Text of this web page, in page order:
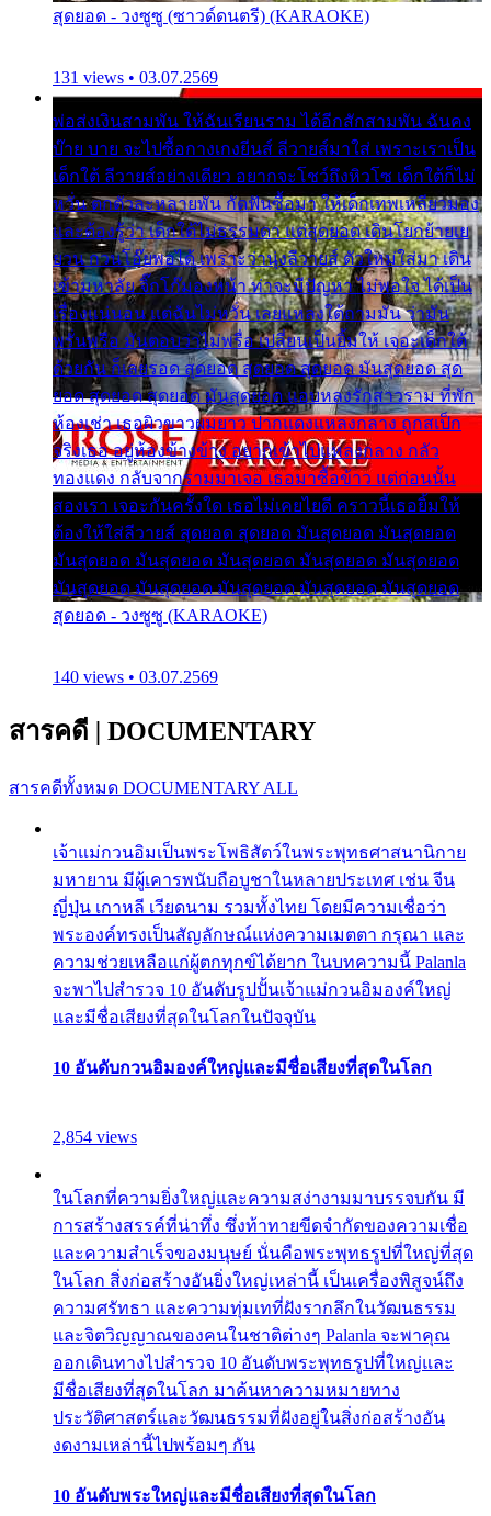
สุดยอด - วงซูซู (ซาวด์ดนตรี) (KARAOKE)
131 views • 03.07.2569
พ่อส่งเงินสามพัน ให้ฉันเรียนราม ได้อีกสักสามพัน ฉันคง
บ๊าย บาย จะไปซื้อกางเกงยีนส์ ลีวายส์มาใส่ เพราะเราเป็น
เด็กใต้ ลีวายส์อย่างเดียว อยากจะโชว์ถึงหิวโซ เด็กใต้ก็ไม่
หวั่น ตกตัวละหลายพัน กัดฟันซื้อมา ให้เด็กเทพเหลียวมอง
และต้องรู้ว่า เด็กใต้ไม่ธรรมดา แต่สุดยอด เดินโยกย้ายเย
ยวน กวนโอ๊ยพอได้ เพราะว่านุ่งลีวายส์ ตัวใหม่ใส่มา เดิน
เข้ามหาลัย จิ๊กโก๊มองหน้า ท่าจะมีปัญหา ไม่พอใจ ได้เป็น
เรื่องแน่นอน แต่ฉันไม่หวั่น เลยแหลงใต้ถามมัน ว่ามัน
พรั่นพรือ มันตอบว่าไม่พรื่อ เปลี่ยนเป็นยิ้มให้ เจอะเด็กใต้
ด้วยกัน ก็เลยรอด สุดยอด สุดยอด สุดยอด มันสุดยอด สุด
ยอด สุดยอด สุดยอด มันสุดยอด แอบหลงรักสาวราม ที่พัก
ห้องเช่า เธอผิวขาวผมยาว ปากแดงแหลงกลาง ถูกสเป็ก
จริงเธอ อยู่ห้องข้างข้าง อยากเข้าไปแหลงกลาง กลัว
ทองแดง กลับจากรามมาเจอ เธอมาซื้อข้าว แต่ก่อนนั้น
สองเรา เจอะกันครั้งใด เธอไม่เคยไยดี คราวนี้เธอยิ้มให้
ต้องให้ใส่ลีวายส์ สุดยอด สุดยอด มันสุดยอด มันสุดยอด
มันสุดยอด มันสุดยอด มันสุดยอด มันสุดยอด มันสุดยอด
มันสุดยอด มันสุดยอด มันสุดยอด มันสุดยอด มันสุดยอด
สุดยอด - วงซูซู (KARAOKE)
140 views • 03.07.2569
สารคดี | DOCUMENTARY
สารคดีทั้งหมด DOCUMENTARY ALL
เจ้าแม่กวนอิมเป็นพระโพธิสัตว์ในพระพุทธศาสนานิกาย
มหายาน มีผู้เคารพนับถือบูชาในหลายประเทศ เช่น จีน
ญี่ปุ่น เกาหลี เวียดนาม รวมทั้งไทย โดยมีความเชื่อว่า
พระองค์ทรงเป็นสัญลักษณ์แห่งความเมตตา กรุณา และ
ความช่วยเหลือแก่ผู้ตกทุกข์ได้ยาก ในบทความนี้ Palanla
จะพาไปสำรวจ 10 อันดับรูปปั้นเจ้าแม่กวนอิมองค์ใหญ่
และมีชื่อเสียงที่สุดในโลกในปัจจุบัน
10 อันดับกวนอิมองค์ใหญ่และมีชื่อเสียงที่สุดในโลก
2,854 views
ในโลกที่ความยิ่งใหญ่และความสง่างามมาบรรจบกัน มี
การสร้างสรรค์ที่น่าทึ่ง ซึ่งท้าทายขีดจำกัดของความเชื่อ
และความสำเร็จของมนุษย์ นั่นคือพระพุทธรูปที่ใหญ่ที่สุด
ในโลก สิ่งก่อสร้างอันยิ่งใหญ่เหล่านี้ เป็นเครื่องพิสูจน์ถึง
ความศรัทธา และความทุ่มเทที่ฝังรากลึกในวัฒนธรรม
และจิตวิญญาณของคนในชาติต่างๆ Palanla จะพาคุณ
ออกเดินทางไปสำรวจ 10 อันดับพระพุทธรูปที่ใหญ่และ
มีชื่อเสียงที่สุดในโลก มาค้นหาความหมายทาง
ประวัติศาสตร์และวัฒนธรรมที่ฝังอยู่ในสิ่งก่อสร้างอัน
งดงามเหล่านี้ไปพร้อมๆ กัน
10 อันดับพระใหญ่และมีชื่อเสียงที่สุดในโลก